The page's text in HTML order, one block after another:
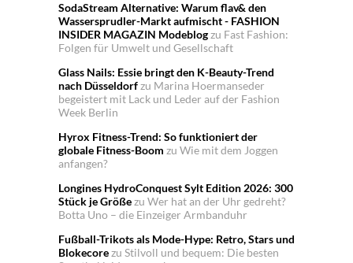
SodaStream Alternative: Warum flav& den
Wassersprudler-Markt aufmischt - FASHION
INSIDER MAGAZIN Modeblogzu Fast Fashion:
Folgen für Umwelt und Gesellschaft
Glass Nails: Essie bringt den K-Beauty-Trend
nach Düsseldorfzu Marina Hoermanseder
begeistert mit Lack und Leder auf der Fashion
Week Berlin
Hyrox Fitness-Trend: So funktioniert der
globale Fitness-Boom zu Wie mit dem Joggen
anfangen?
Longines HydroConquest Sylt Edition 2026: 300
Stück je Größezu Wer hat an der Uhr gedreht?
Botta Uno – die Einzeiger Armbanduhr
Fußball-Trikots als Mode-Hype: Retro, Stars und
Blokecorezu Stilvoll und bequem: Die besten